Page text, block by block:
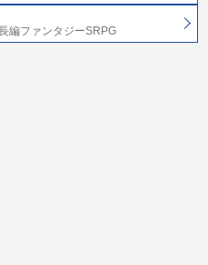
編ファンタジーSRPG